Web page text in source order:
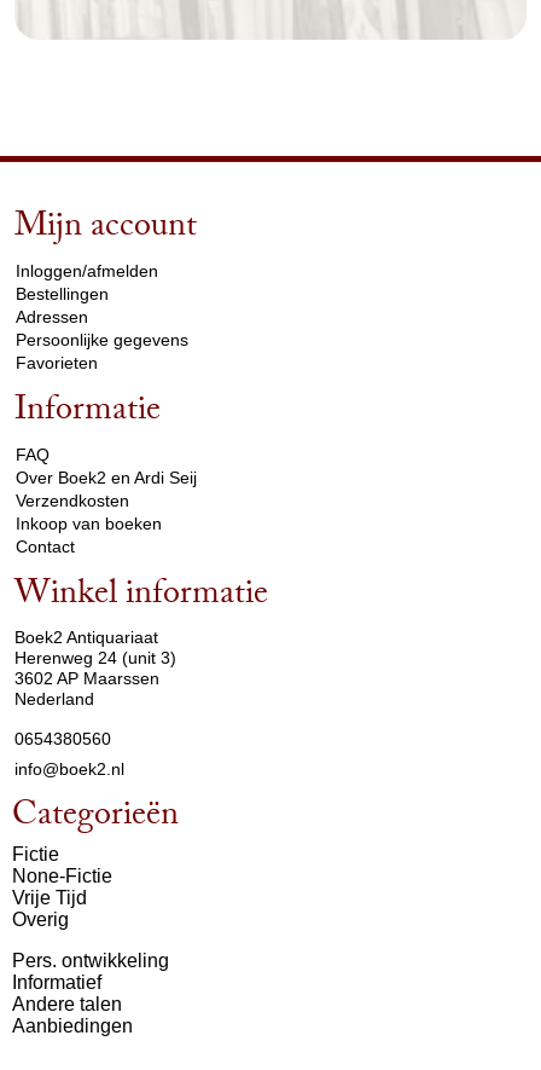
Mijn account
Inloggen/afmelden
Bestellingen
Adressen
Persoonlijke gegevens
Favorieten
Informatie
FAQ
Over Boek2 en Ardi Seij
Verzendkosten
Inkoop van boeken
Contact
Winkel informatie
Boek2 Antiquariaat
Herenweg 24 (unit 3)
3602 AP Maarssen
Nederland
0654380560
info@boek2.nl
Categorieën
Fictie
None-Fictie
Vrije Tijd
Overig
Pers. ontwikkeling
Informatief
Andere talen
Aanbiedingen